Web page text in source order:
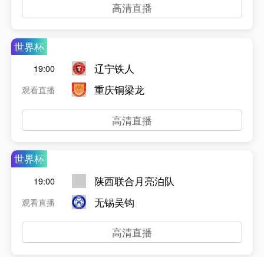
高清直播
世界杯
19:00
观看直播
辽宁铁人
重庆铜梁龙
高清直播
世界杯
19:00
观看直播
陕西联合月亮泊队
无锡吴钩
高清直播